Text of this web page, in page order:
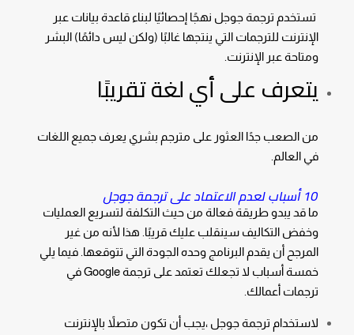
تستخدم ترجمة جوجل نهجًا إحصائيًا لبناء قاعدة بيانات عبر
الإنترنت للترجمات التي ينتجها غالبًا (ولكن ليس دائمًا) البشر
ومتاحة عبر الإنترنت.
يتعرف على أي لغة تقريبًا
من الصعب جدًا العثور على مترجم بشري يعرف جميع اللغات
في العالم.
10 أسباب لعدم الاعتماد على ترجمة جوجل
ما قد يبدو طريقة فعالة من حيث التكلفة لتسريع العمليات
وخفض التكاليف سينقلب عليك قريبًا. هذا لأنه من غير
المرجح أن يقدم البرنامج وحده الجودة التي تتوقعها. فيما يلي
خمسة أسباب لا تجعلك تعتمد على ترجمة Google في
ترجمات أعمالك.
لاستخدام ترجمة جوجل ،يجب أن تكون متصلاً بالإنترنت